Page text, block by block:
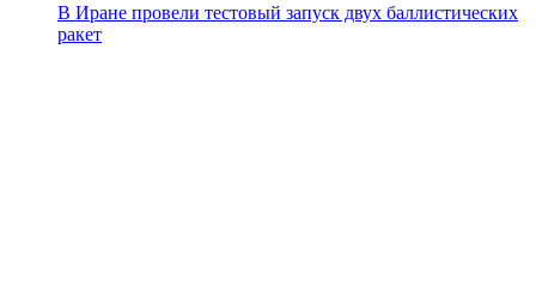
В Иране провели тестовый запуск двух баллистических
ракет